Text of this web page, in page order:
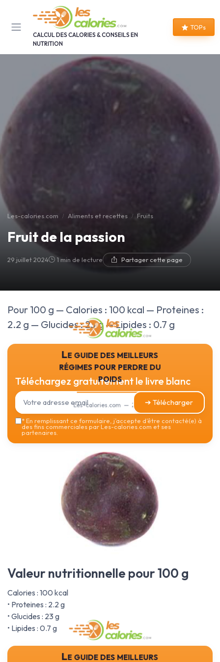
CALCUL DES CALORIES & CONSEILS EN
NUTRITION
TOPs
Les-calories.com Aliments et recettes Fruits
Fruit de la passion
29 juillet 2024 1 min de lecture Partager cette page
Pour 100 g — Calories : 100 kcal — Proteines :
2.2 g — Glucides : 23 g — Lipides : 0.7 g
Le guide des meilleurs
régimes pour perdre du
poids
Les-calories.com — 2026
Téléchargez gratuitement le livre blanc
➔ Télécharger
*En remplissant ce formulaire, j’accepte d’être contacté(e) à
des fins commerciales par Les-calories.com et ses
partenaires.
Valeur nutritionnelle pour 100 g
Calories : 100 kcal
• Proteines : 2.2 g
• Glucides : 23 g
• Lipides : 0.7 g
Le guide des meilleurs
Panneau de gestion des cookies